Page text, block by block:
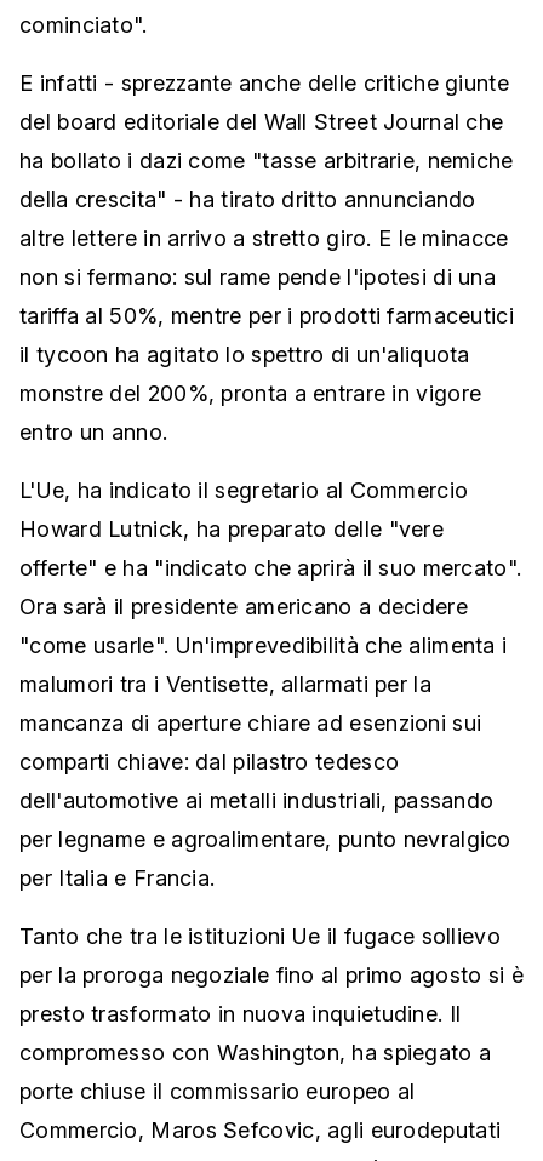
cominciato".
E infatti - sprezzante anche delle critiche giunte
del board editoriale del Wall Street Journal che
ha bollato i dazi come "tasse arbitrarie, nemiche
della crescita" - ha tirato dritto annunciando
altre lettere in arrivo a stretto giro. E le minacce
non si fermano: sul rame pende l'ipotesi di una
tariffa al 50%, mentre per i prodotti farmaceutici
il tycoon ha agitato lo spettro di un'aliquota
monstre del 200%, pronta a entrare in vigore
entro un anno.
L'Ue, ha indicato il segretario al Commercio
Howard Lutnick, ha preparato delle "vere
offerte" e ha "indicato che aprirà il suo mercato".
Ora sarà il presidente americano a decidere
"come usarle". Un'imprevedibilità che alimenta i
malumori tra i Ventisette, allarmati per la
mancanza di aperture chiare ad esenzioni sui
comparti chiave: dal pilastro tedesco
dell'automotive ai metalli industriali, passando
per legname e agroalimentare, punto nevralgico
per Italia e Francia.
Tanto che tra le istituzioni Ue il fugace sollievo
per la proroga negoziale fino al primo agosto si è
presto trasformato in nuova inquietudine. Il
compromesso con Washington, ha spiegato a
porte chiuse il commissario europeo al
Commercio, Maros Sefcovic, agli eurodeputati